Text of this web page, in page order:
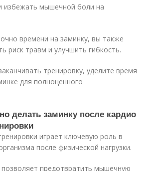
избежать мышечной боли на
времени на заминку, вы также
риск травм и улучшить гибкость.
тренировку, уделите время
для полноценного
делать заминку после кардио
играет ключевую роль в
после физической нагрузки.
предотвратить мышечную